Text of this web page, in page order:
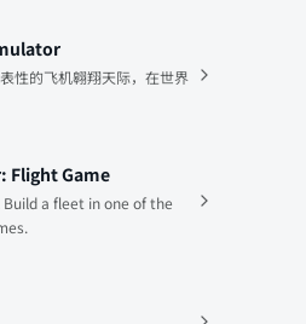
性的飞机翱翔天际，在世界
Flight Game
a fleet in one of the